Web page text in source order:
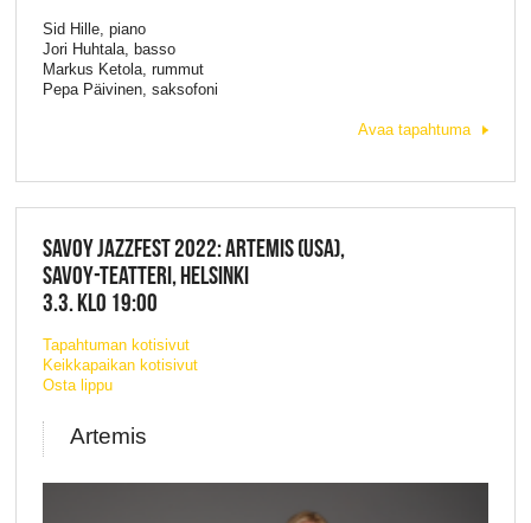
Sid Hille, piano
Jori Huhtala, basso
Markus Ketola, rummut
Pepa Päivinen, saksofoni
Avaa tapahtuma
SAVOY JAZZFEST 2022: ARTEMIS (USA),
SAVOY-TEATTERI, HELSINKI
3.3. KLO 19:00
Tapahtuman kotisivut
Keikkapaikan kotisivut
Osta lippu
Artemis